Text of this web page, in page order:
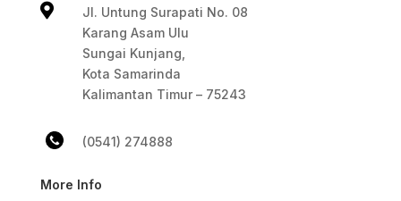

Jl. Untung Surapati No. 08
Karang Asam Ulu
Sungai Kunjang,
Kota Samarinda
Kalimantan Timur – 75243
(0541) 274888
More Info